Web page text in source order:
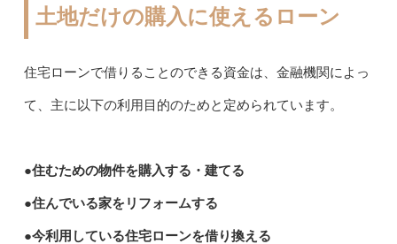
土地だけの購入に使えるローン
住宅ローンで借りることのできる資金は、金融機関によっ
て、主に以下の利用目的のためと定められています。
●住むための物件を購入する・建てる
●住んでいる家をリフォームする
●今利用している住宅ローンを借り換える